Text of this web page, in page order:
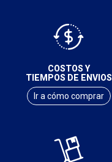
COSTOS Y
TIEMPOS DE ENVIOS
Ir a cómo comprar